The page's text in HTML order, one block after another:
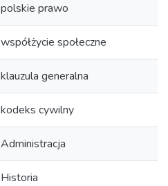
polskie prawo
współżycie społeczne
klauzula generalna
kodeks cywilny
Administracja
Historia